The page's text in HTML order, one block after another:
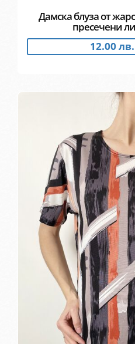
Дамска блуза от
пресечени
12.00 лв.